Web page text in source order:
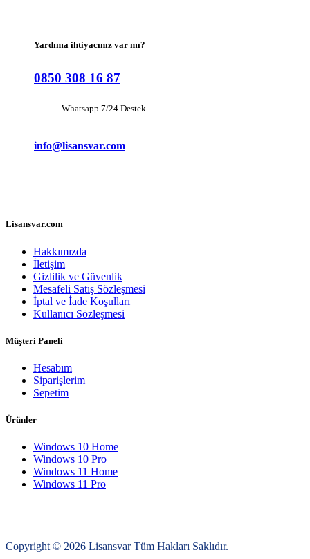
Yardıma ihtiyacınız var mı?
0850 308 16 87
Whatsapp 7/24 Destek
info@lisansvar.com
Lisansvar.com
Hakkımızda
İletişim
Gizlilik ve Güvenlik
Mesafeli Satış Sözleşmesi
İptal ve İade Koşulları
Kullanıcı Sözleşmesi
Müşteri Paneli
Hesabım
Siparişlerim
Sepetim
Ürünler
Windows 10 Home
Windows 10 Pro
Windows 11 Home
Windows 11 Pro
Copyright © 2026 Lisansvar Tüm Hakları Saklıdır.